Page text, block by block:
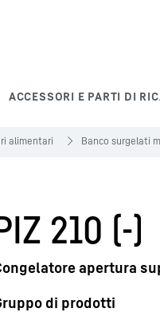
ACCESSORI E PARTI DI
alimentari Banco surgelati
210 (-)
apertura
di prodotti